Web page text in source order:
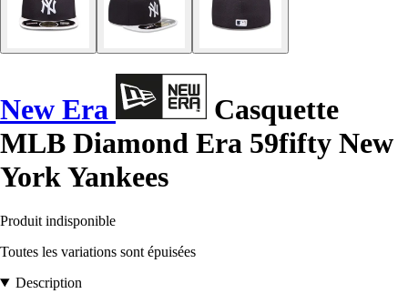
New Era
Casquette
MLB Diamond Era 59fifty New
York Yankees
Produit indisponible
Toutes les variations sont épuisées
Description